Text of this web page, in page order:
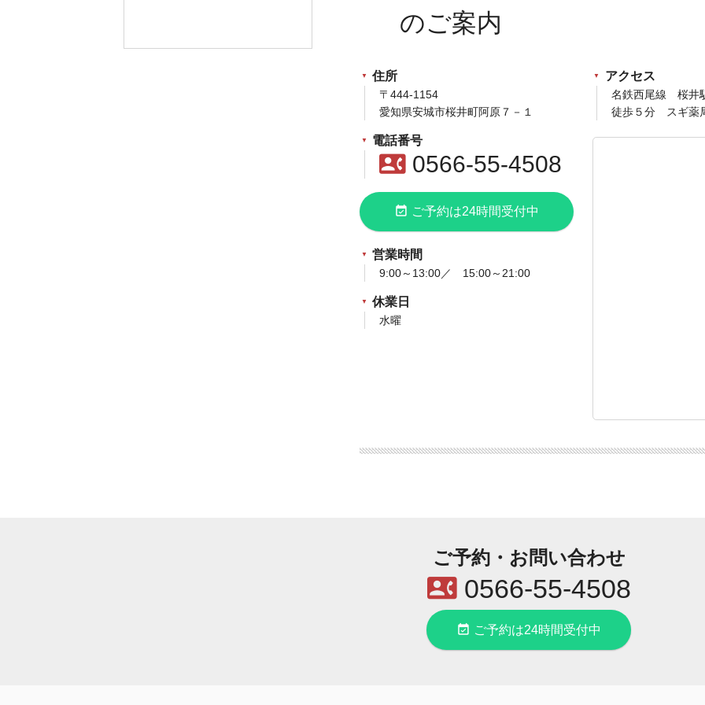
住所
〒444-1154
愛知県安城市桜井町阿原７－１
電話番号
contact_phone0566-55-4508
event_available ご予約は24時間受付中
営業時間
9:00～13:00／ 15:00～21:00
休業日
水曜
アクセス
名鉄西尾線 桜井
徒歩５分 スギ薬
ご予約・お問い合わせ
contact_phone0566-55-4508
event_available ご予約は24時間受付中